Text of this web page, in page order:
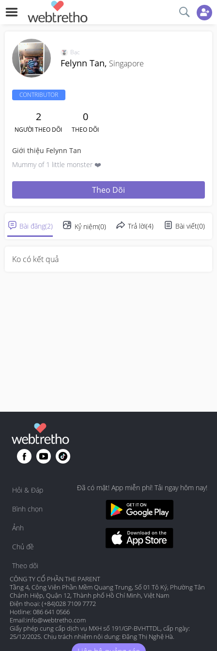
Bạc
Felynn Tan, Singapore
CONTRIBUTOR
2
NGƯỜI THEO DÕI
0
THEO DÕI
Giới thiệu Felynn Tan
Mummy of 1 little monster ❤️
Theo Dõi
Bài đăng(2) Kỷ niệm(0) Trả lời(4) Bài viết(0)
Ko có kết quả
Hỏi & Đáp
Bình chọn
Ảnh
Chủ đề
Theo dõi
Đã có mặt! App miễn phí! Tải ngay hôm nay!
CÔNG TY CỔ PHẦN THE PARENT
Tầng 4, Công Viên Phần Mềm Quang Trung, Số 01 Tô Ký, Phường Tân
Chánh Hiệp, Quận 12, Thành phố Hồ Chí Minh, Việt Nam
Điện thoại: (+84)028 7109 7772
Hotline: 086 641 0566
Email:info@webtretho.com
Giấy phép cung cấp dịch vụ MXH số 191/GP-BVHTTDL, cấp ngày:
25/12/2025. Chịu trách nhiệm nội dung: Đặng Thị Nghệ Hà.